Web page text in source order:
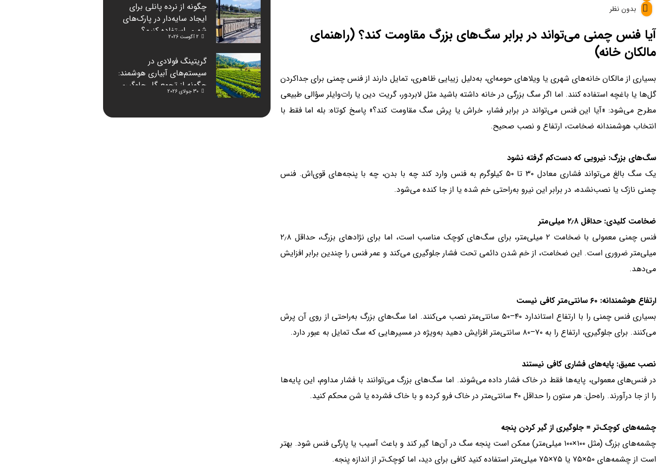
بدون نظر
آیا فنس چمنی می‌تواند در برابر سگ‌های بزرگ مقاومت کند؟ (راهنمای
مالکان خانه)
بسیاری از مالکان خانه‌های شهری یا ویلاهای حومه‌ای، به‌دلیل زیبایی ظاهری، تمایل دارند از فنس چمنی برای جداکردن
گل‌ها یا باغچه استفاده کنند. اما اگر سگ بزرگی در خانه داشته باشید مثل لابردور، گریت دین یا رات‌وایلر سؤالی طبیعی
مطرح می‌شود: «آیا این فنس می‌تواند در برابر فشار، خراش یا پرش سگ مقاومت کند؟» پاسخ کوتاه: بله اما فقط با
انتخاب هوشمندانه ضخامت، ارتفاع و نصب صحیح.
سگ‌های بزرگ: نیرویی که دست‌کم گرفته نشود
یک سگ بالغ می‌تواند فشاری معادل ۳۰ تا ۵۰ کیلوگرم به فنس وارد کند چه با بدن، چه با پنجه‌های قوی‌اش. فنس
چمنی نازک یا نصب‌نشده، در برابر این نیرو به‌راحتی خم شده یا از جا کنده می‌شود.
ضخامت کلیدی: حداقل ۲٫۸ میلی‌متر
فنس چمنی معمولی با ضخامت ۲ میلی‌متر، برای سگ‌های کوچک مناسب است، اما برای نژادهای بزرگ، حداقل ۲٫۸
میلی‌متر ضروری است. این ضخامت، از خم شدن دائمی تحت فشار جلوگیری می‌کند و عمر فنس را چندین برابر افزایش
می‌دهد.
ارتفاع هوشمندانه: ۶۰ سانتی‌متر کافی نیست
بسیاری فنس چمنی را با ارتفاع استاندارد ۴۰–۵۰ سانتی‌متر نصب می‌کنند. اما سگ‌های بزرگ به‌راحتی از روی آن پرش
می‌کنند. برای جلوگیری، ارتفاع را به ۷۰–۸۰ سانتی‌متر افزایش دهید به‌ویژه در مسیرهایی که سگ تمایل به عبور دارد.
نصب عمیق: پایه‌های فشاری کافی نیستند
در فنس‌های معمولی، پایه‌ها فقط در خاک فشار داده می‌شوند. اما سگ‌های بزرگ می‌توانند با فشار مداوم، این پایه‌ها
را از جا درآورند. راه‌حل: هر ستون را حداقل ۴۰ سانتی‌متر در خاک فرو کرده و با خاک فشرده یا شن محکم کنید.
چشمه‌های کوچک‌تر = جلوگیری از گیر کردن پنجه
چشمه‌های بزرگ (مثل ۱۰۰×۱۰۰ میلی‌متر) ممکن است پنجه سگ در آن‌ها گیر کند و باعث آسیب یا پارگی فنس شود. بهتر
است از چشمه‌های ۵۰×۷۵ یا ۷۵×۷۵ میلی‌متر استفاده کنید کافی برای دید، اما کوچک‌تر از اندازه پنجه.
چگونه از نرده پانلی برای
ایجاد سایه‌دار در پارک‌های
شهری استفاده کنیم؟
2 آگوست 2026
گریتینگ فولادی در
سیستم‌های آبیاری هوشمند:
چگونه از تجمع گِل جلوگیری
می‌کند؟
30 جولای 2026